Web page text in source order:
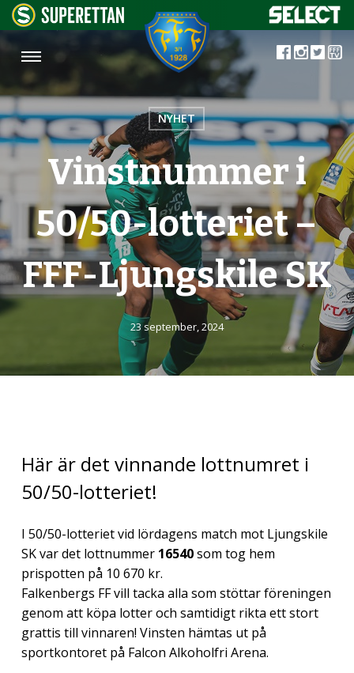
NYHET
Vinstnummer i
50/50-lotteriet –
FFF-Ljungskile SK
23 september, 2024
Här är det vinnande lottnumret i
50/50-lotteriet!
I 50/50-lotteriet vid lördagens match mot Ljungskile
SK var det lottnummer 16540som tog hem
prispotten på 10 670 kr.
Falkenbergs FF vill tacka alla som stöttar föreningen
genom att köpa lotter och samtidigt rikta ett stort
grattis till vinnaren! Vinsten hämtas ut på
sportkontoret på Falcon Alkoholfri Arena.